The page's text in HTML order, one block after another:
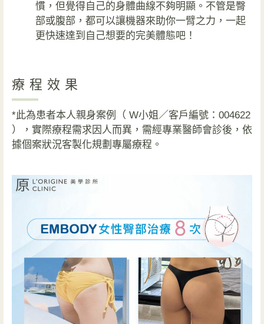
慣，但覺得自己的身體曲線不夠明顯。不管是臀
部或腹部，都可以讓機器來助你一臂之力，一起
更快速達到自己想要的完美體態吧！
療程效果
*此為患者本人親身案例（ W小姐／客戶編號：004622
），實際療程需求因人而異，需經專業醫師會診後，依
據個案狀況客製化規劃專屬療程。